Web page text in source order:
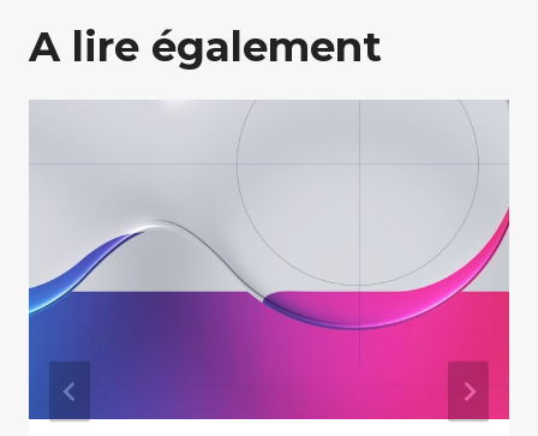
A lire également